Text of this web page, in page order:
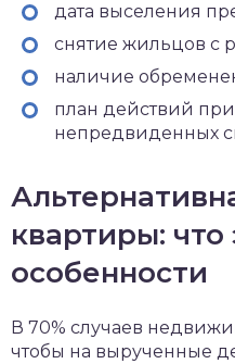
дата выселения
снятие жильцов с
наличие
план действий
непредвиденных
квартиры: что
особенности
В 70% случаев
чтобы на вырученные